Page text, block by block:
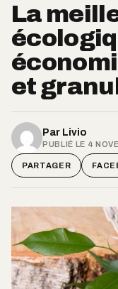
La
et
Par Livio
PUBLIÉ LE 4
PARTAGER